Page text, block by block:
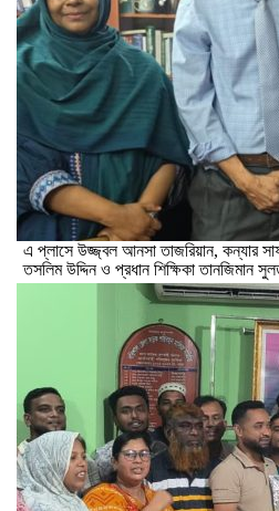
এ প্লাসে উজ্জ্বল আনসা তাজরিয়ান, কন্যার
তসলিম উদ্দিন ও প্রধান শিক্ষিকা তানজিমান